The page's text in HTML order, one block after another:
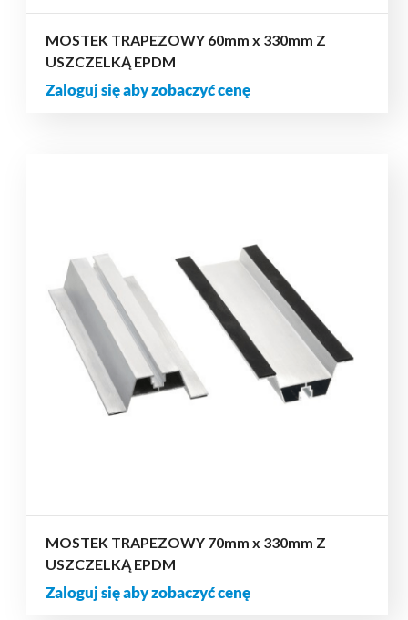
MOSTEK TRAPEZOWY 60mm x 330mm Z
USZCZELKĄ EPDM
Zaloguj się aby zobaczyć cenę
MOSTEK TRAPEZOWY 70mm x 330mm Z
USZCZELKĄ EPDM
Zaloguj się aby zobaczyć cenę